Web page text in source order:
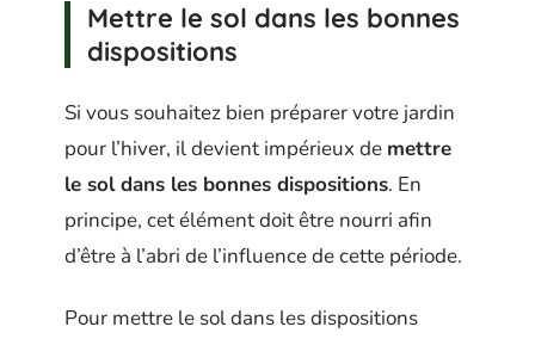
Mettre le sol dans les bonnes
dispositions
Si vous souhaitez bien préparer votre jardin
pour l’hiver, il devient impérieux de mettre
le sol dans les bonnes dispositions. En
principe, cet élément doit être nourri afin
d’être à l’abri de l’influence de cette période.
Pour mettre le sol dans les dispositions